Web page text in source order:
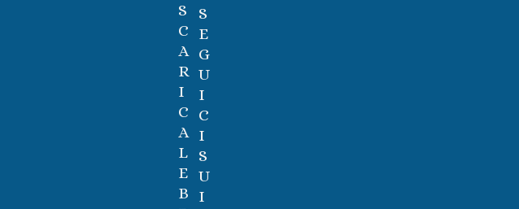
S
C
A
R
I
C
A
L
E
B
S
E
G
U
I
C
I
S
U
I